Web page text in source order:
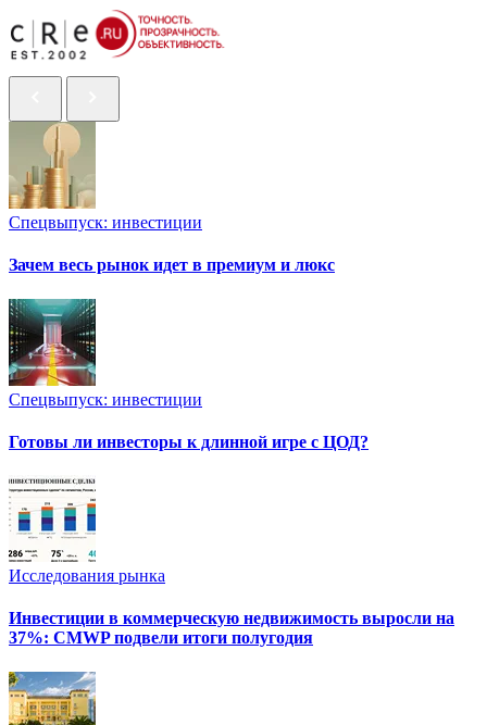
Спецвыпуск: инвестиции
Зачем весь рынок идет в премиум и люкс
Спецвыпуск: инвестиции
Готовы ли инвесторы к длинной игре с ЦОД?
Исследования рынка
Инвестиции в коммерческую недвижимость выросли на
37%: CMWP подвели итоги полугодия